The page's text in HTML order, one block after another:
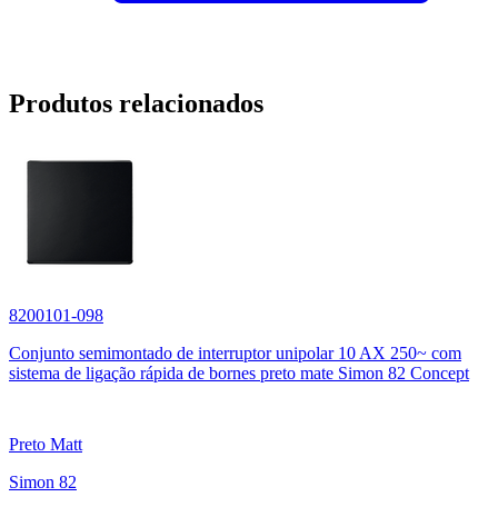
Produtos relacionados
8200101-098
Conjunto semimontado de interruptor unipolar 10 AX 250~ com
sistema de ligação rápida de bornes preto mate Simon 82 Concept
Preto Matt
Simon 82